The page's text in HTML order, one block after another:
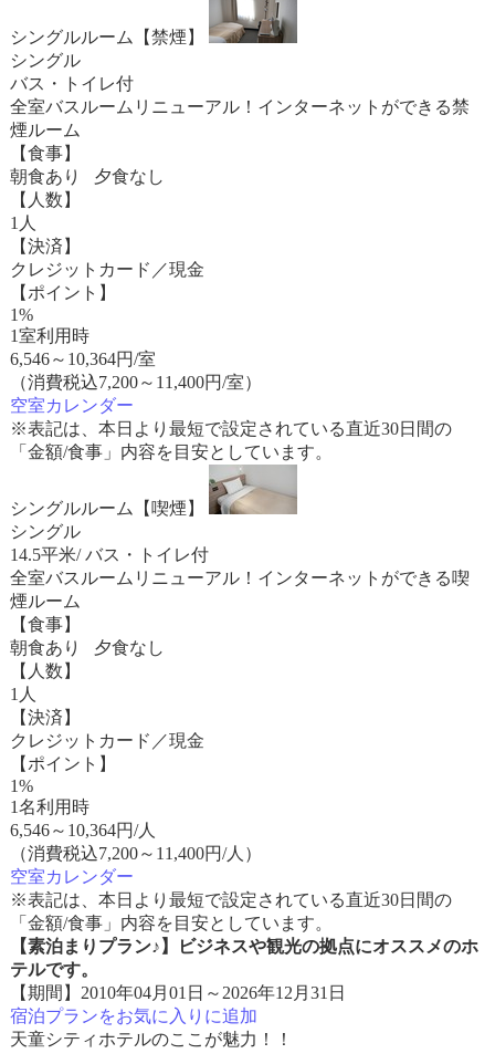
シングルルーム【禁煙】
シングル
バス・トイレ付
全室バスルームリニューアル！インターネットができる禁
煙ルーム
【食事】
朝食あり 夕食なし
【人数】
1人
【決済】
クレジットカード／現金
【ポイント】
1%
1室利用時
6,546～ 10,364円/室
（消費税込7,200～11,400円/室）
空室カレンダー
※表記は、本日より最短で設定されている直近30日間の
「金額/食事」内容を目安としています。
シングルルーム【喫煙】
シングル
14.5平米/ バス・トイレ付
全室バスルームリニューアル！インターネットができる喫
煙ルーム
【食事】
朝食あり 夕食なし
【人数】
1人
【決済】
クレジットカード／現金
【ポイント】
1%
1名利用時
6,546～ 10,364円/人
（消費税込7,200～11,400円/人）
空室カレンダー
※表記は、本日より最短で設定されている直近30日間の
「金額/食事」内容を目安としています。
【素泊まりプラン♪】ビジネスや観光の拠点にオススメのホ
テルです。
【期間】2010年04月01日～2026年12月31日
宿泊プランをお気に入りに追加
天童シティホテルのここが魅力！！